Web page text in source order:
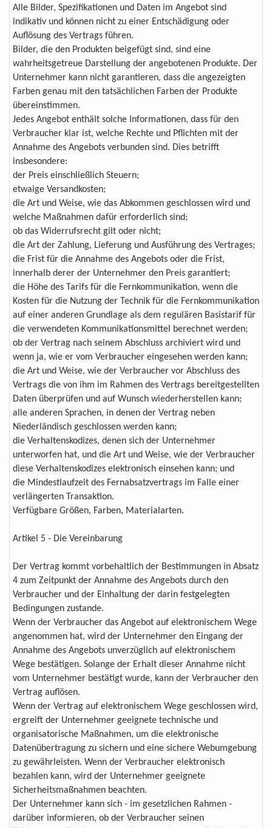
Alle Bilder, Spezifikationen und Daten im Angebot sind
indikativ und können nicht zu einer Entschädigung oder
Auflösung des Vertrags führen.
Bilder, die den Produkten beigefügt sind, sind eine
wahrheitsgetreue Darstellung der angebotenen Produkte. Der
Unternehmer kann nicht garantieren, dass die angezeigten
Farben genau mit den tatsächlichen Farben der Produkte
übereinstimmen.
Jedes Angebot enthält solche Informationen, dass für den
Verbraucher klar ist, welche Rechte und Pflichten mit der
Annahme des Angebots verbunden sind. Dies betrifft
insbesondere:
der Preis einschließlich Steuern;
etwaige Versandkosten;
die Art und Weise, wie das Abkommen geschlossen wird und
welche Maßnahmen dafür erforderlich sind;
ob das Widerrufsrecht gilt oder nicht;
die Art der Zahlung, Lieferung und Ausführung des Vertrages;
die Frist für die Annahme des Angebots oder die Frist,
innerhalb derer der Unternehmer den Preis garantiert;
die Höhe des Tarifs für die Fernkommunikation, wenn die
Kosten für die Nutzung der Technik für die Fernkommunikation
auf einer anderen Grundlage als dem regulären Basistarif für
die verwendeten Kommunikationsmittel berechnet werden;
ob der Vertrag nach seinem Abschluss archiviert wird und
wenn ja, wie er vom Verbraucher eingesehen werden kann;
die Art und Weise, wie der Verbraucher vor Abschluss des
Vertrags die von ihm im Rahmen des Vertrags bereitgestellten
Daten überprüfen und auf Wunsch wiederherstellen kann;
alle anderen Sprachen, in denen der Vertrag neben
Niederländisch geschlossen werden kann;
die Verhaltenskodizes, denen sich der Unternehmer
unterworfen hat, und die Art und Weise, wie der Verbraucher
diese Verhaltenskodizes elektronisch einsehen kann; und
die Mindestlaufzeit des Fernabsatzvertrags im Falle einer
verlängerten Transaktion.
Verfügbare Größen, Farben, Materialarten.
Artikel 5 - Die Vereinbarung
Der Vertrag kommt vorbehaltlich der Bestimmungen in Absatz
4 zum Zeitpunkt der Annahme des Angebots durch den
Verbraucher und der Einhaltung der darin festgelegten
Bedingungen zustande.
Wenn der Verbraucher das Angebot auf elektronischem Wege
angenommen hat, wird der Unternehmer den Eingang der
Annahme des Angebots unverzüglich auf elektronischem
Wege bestätigen. Solange der Erhalt dieser Annahme nicht
vom Unternehmer bestätigt wurde, kann der Verbraucher den
Vertrag auflösen.
Wenn der Vertrag auf elektronischem Wege geschlossen wird,
ergreift der Unternehmer geeignete technische und
organisatorische Maßnahmen, um die elektronische
Datenübertragung zu sichern und eine sichere Webumgebung
zu gewährleisten. Wenn der Verbraucher elektronisch
bezahlen kann, wird der Unternehmer geeignete
Sicherheitsmaßnahmen beachten.
Der Unternehmer kann sich - im gesetzlichen Rahmen -
darüber informieren, ob der Verbraucher seinen